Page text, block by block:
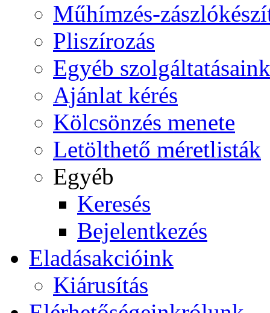
Műhímzés-
Pliszírozás
Egyéb szolgáltatásaink
Ajánlat kérés
Kölcsönzés menete
Letölthető méretlisták
Egyéb
Keresés
Bejelentkezés
Eladásakcióink
Kiárusítás